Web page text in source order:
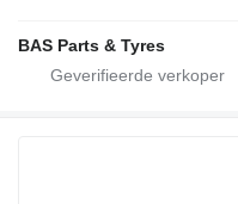
BAS Parts & Tyres